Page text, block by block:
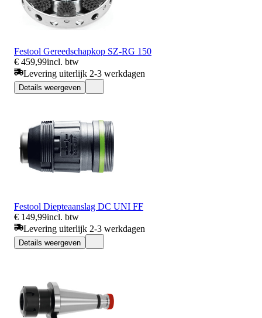
Festool Gereedschapkop SZ-RG 150
€ 459,99incl. btw
Levering uiterlijk 2-3 werkdagen
Details weergeven
Festool Diepteaanslag DC UNI FF
€ 149,99incl. btw
Levering uiterlijk 2-3 werkdagen
Details weergeven